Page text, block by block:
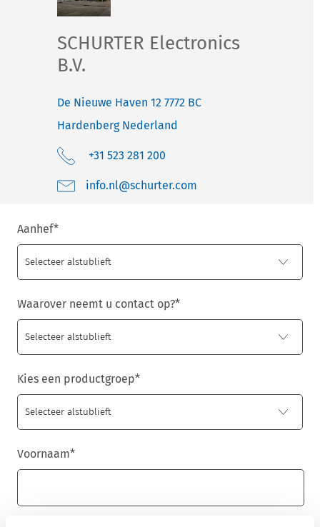
SCHURTER Electronics
B.V.
De Nieuwe Haven 12 7772 BC
Hardenberg Nederland
+31 523 281 200
moc.retruhcs@ln.ofni
Aanhef*
Waarover neemt u contact op?*
Kies een productgroep*
Voornaam*